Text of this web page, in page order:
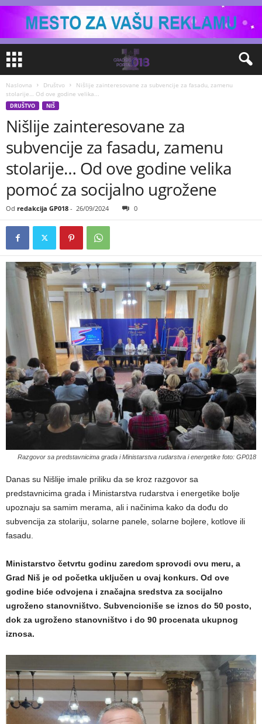
Naslovna Društvo
Nišlije zainteresovane za subvencije za fasadu, zamenu
stolarije… Od ove godine velika...
DRUŠTVO NIŠ
Nišlije zainteresovane za
subvencije za fasadu, zamenu
stolarije… Od ove godine velika
pomoć za socijalno ugrožene
Od redakcija GP018 - 26/09/2024 0
Razgovor sa predstavnicima grada i Ministarstva rudarstva i energetike foto: GP018
Danas su Nišlije imale priliku da se kroz razgovor sa
predstavnicima grada i Ministarstva rudarstva i energetike bolje
upoznaju sa samim merama, ali i načinima kako da dođu do
subvencija za stolariju, solarne panele, solarne bojlere, kotlove ili
fasadu.
Ministarstvo četvrtu godinu zaredom sprovodi ovu meru, a
Grad Niš je od početka uključen u ovaj konkurs. Od ove
godine biće odvojena i značajna sredstva za socijalno
ugroženo stanovništvo. Subvencioniše se iznos do 50 posto,
dok za ugroženo stanovništvo i do 90 procenata ukupnog
iznosa.